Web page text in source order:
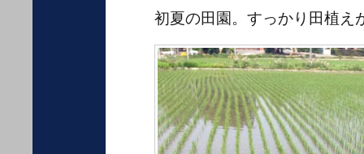
初夏の田園。すっかり田植え